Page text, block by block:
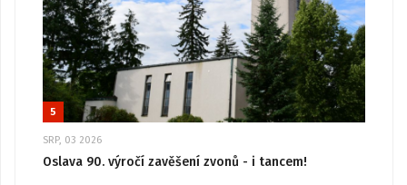
5
SRP, 03 2026
Oslava 90. výročí zavěšení zvonů - i tancem!